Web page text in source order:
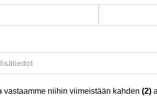
niihin viimeistään kahden (2)